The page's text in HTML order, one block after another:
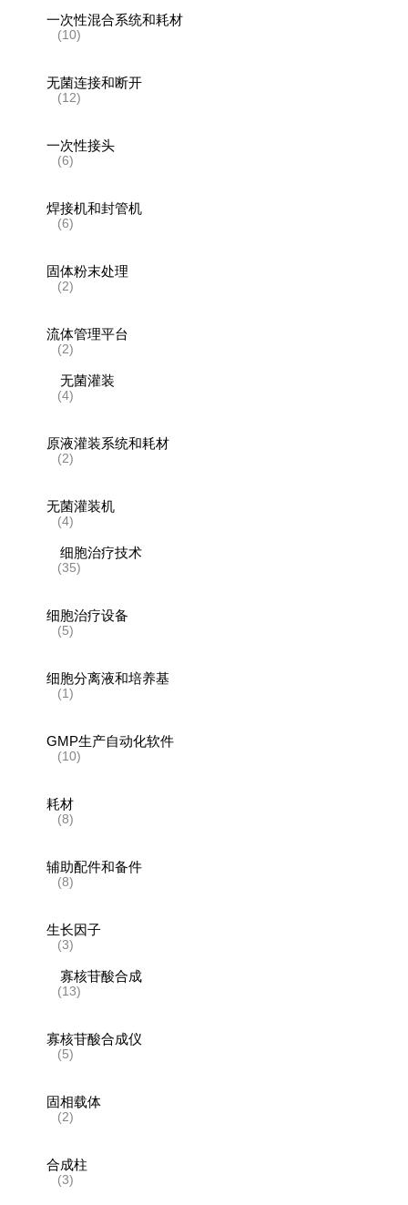
一次性混合系统和耗材
(10)
无菌连接和断开
(12)
一次性接头
(6)
焊接机和封管机
(6)
固体粉末处理
(2)
流体管理平台
(2)
无菌灌装
(4)
原液灌装系统和耗材
(2)
无菌灌装机
(4)
细胞治疗技术
(35)
细胞治疗设备
(5)
细胞分离液和培养基
(1)
GMP生产自动化软件
(10)
耗材
(8)
辅助配件和备件
(8)
生长因子
(3)
寡核苷酸合成
(13)
寡核苷酸合成仪
(5)
固相载体
(2)
合成柱
(3)